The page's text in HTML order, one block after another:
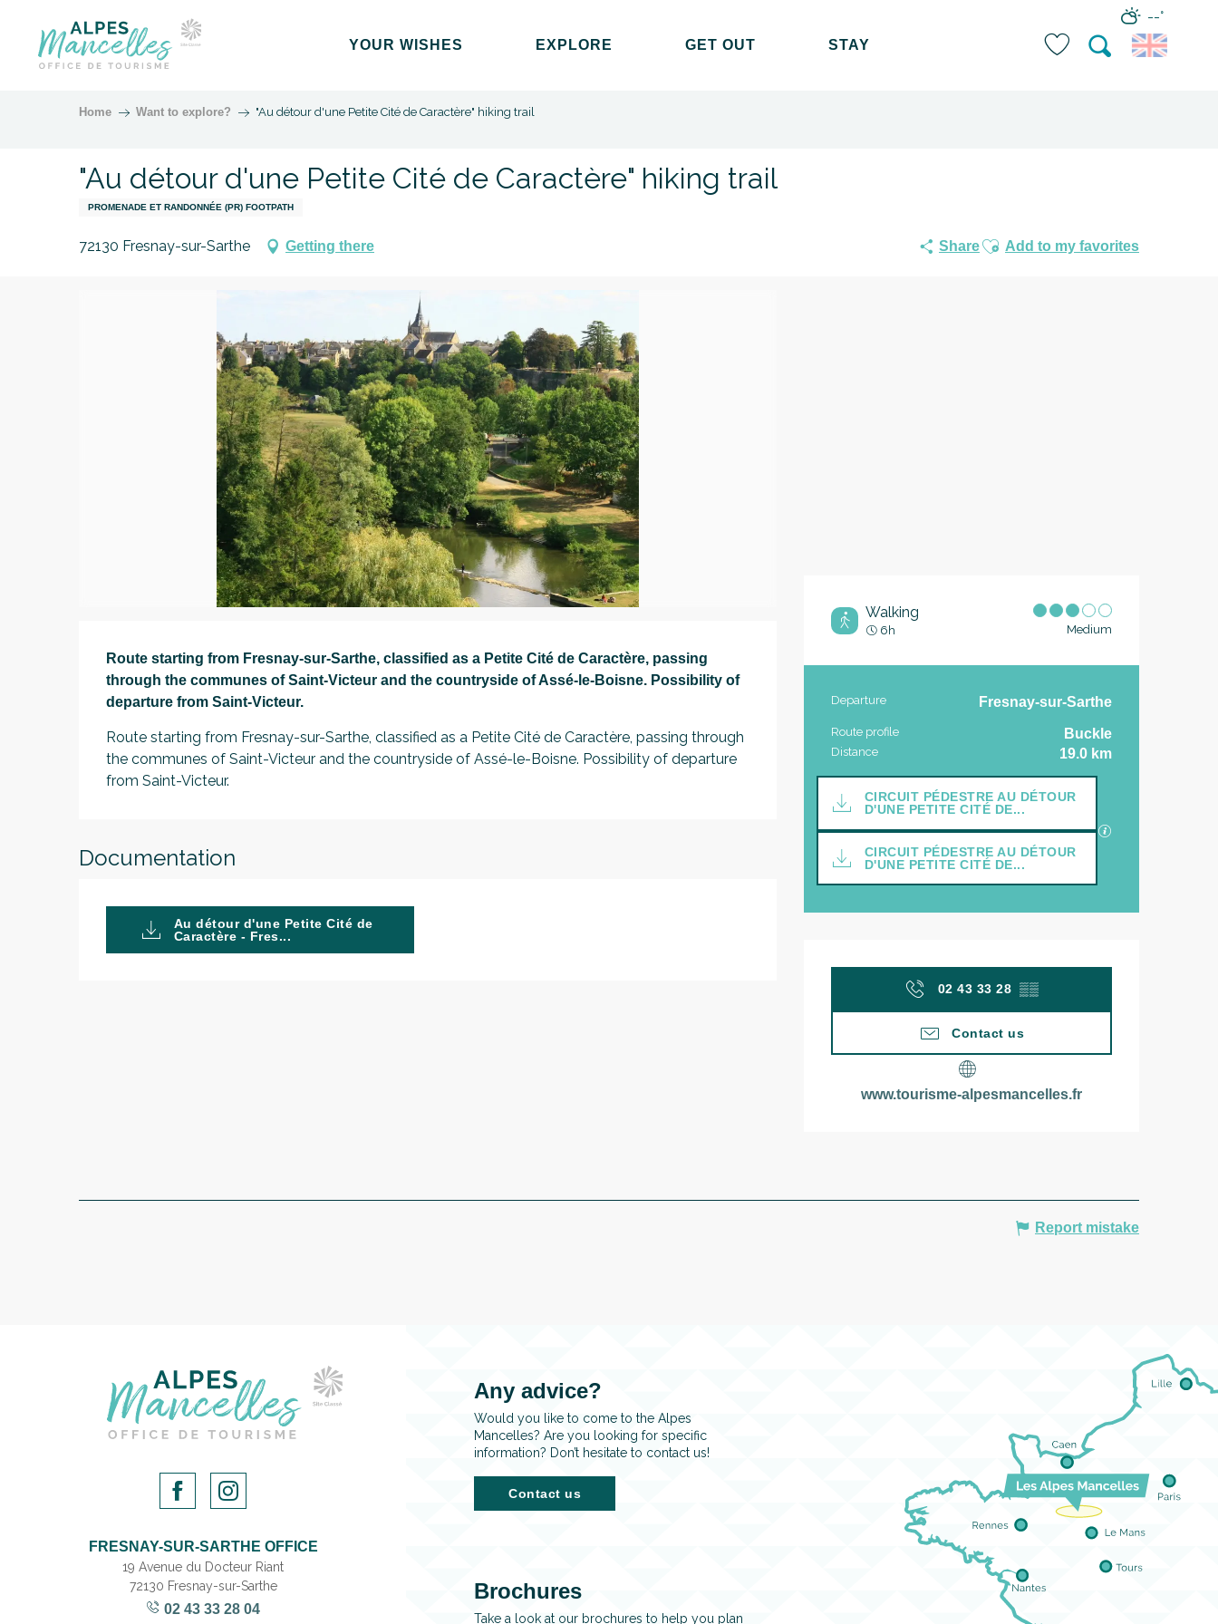
contenu
--°
YOUR WISHES EXPLORE GET OUT STAY
Home Want to explore? "Au détour d'une Petite Cité de Caractère" hiking trail
"Au détour d'une Petite Cité de Caractère" hiking trail
PROMENADE ET RANDONNÉE (PR) FOOTPATH
72130 Fresnay-sur-Sarthe Getting there ShareAjouter aux favoris
Add to my favorites
Walking
6h Medium
Practical information
Departure Fresnay-sur-Sarthe
Route profile Buckle
Distance 19.0 km
Documentation
CIRCUIT PÉDESTRE AU DÉTOUR
D'UNE PETITE CITÉ DE...
CIRCUIT PÉDESTRE AU DÉTOUR
D'UNE PETITE CITÉ DE...
GPX / KML files
Opening hours &
02 43 33 28 ▒▒
Contact us
www.tourisme-alpesmancelles.fr
Description
Route starting from Fresnay-sur-Sarthe, classified as a Petite Cité de Caractère, passing
through the communes of Saint-Victeur and the countryside of Assé-le-Boisne. Possibility of
departure from Saint-Victeur.
Route starting from Fresnay-sur-Sarthe, classified as a Petite Cité de Caractère, passing through
the communes of Saint-Victeur and the countryside of Assé-le-Boisne. Possibility of departure
from Saint-Victeur.
Documentation
Au détour d'une Petite Cité de
Caractère - Fres...
Report mistake
FRESNAY-SUR-SARTHE OFFICE
19 Avenue du Docteur Riant
72130 Fresnay-sur-Sarthe
02 43 33 28 04
Any advice?
Would you like to come to the Alpes
Mancelles? Are you looking for specific
information? Don’t hesitate to contact us!
Contact us
Brochures
Take a look at our brochures to help you plan